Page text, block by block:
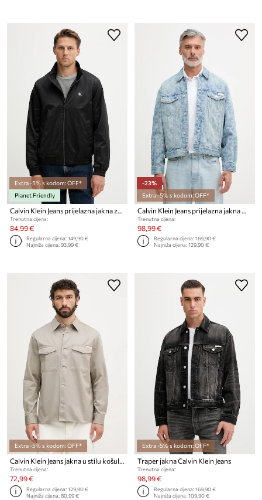
Extra -5% s kodom: OFF*
Planet Friendly
Calvin Klein Jeans prijelazna jakna za muškarce
Trenutna cijena:
84,99 €
Regularna cijena:149,90 €
Najniža cijena:93,99 €
-23%
Extra -5% s kodom: OFF*
Calvin Klein Jeans prijelazna jakna muška traper
Trenutna cijena:
98,99 €
Regularna cijena:169,90 €
Najniža cijena:129,90 €
Extra -5% s kodom: OFF*
Calvin Klein Jeans jakna u stilu košulje za muškarce od pamuka
Trenutna cijena:
72,99 €
Regularna cijena:129,90 €
Najniža cijena:80,99 €
Extra -5% s kodom: OFF*
Traper jakna Calvin Klein Jeans
Trenutna cijena:
98,99 €
Regularna cijena:169,90 €
Najniža cijena:109,90 €